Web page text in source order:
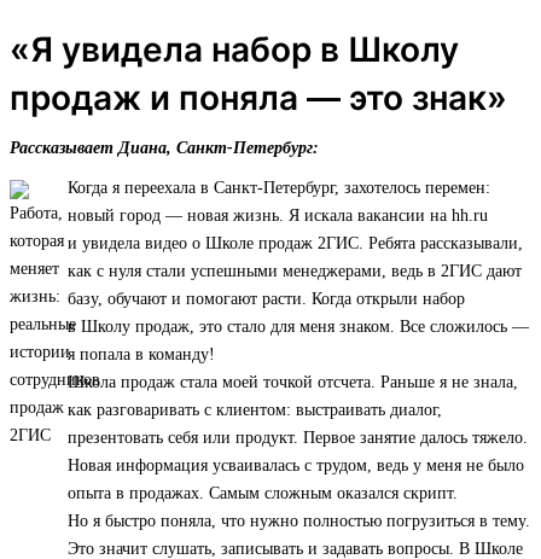
«Я увидела набор в Школу
продаж и поняла — это знак»
Рассказывает Диана, Санкт-Петербург:
Когда я переехала в Санкт-Петербург, захотелось перемен:
новый город — новая жизнь. Я искала вакансии на hh.ru
и увидела видео о Школе продаж 2ГИС. Ребята рассказывали,
как с нуля стали успешными менеджерами, ведь в 2ГИС дают
базу, обучают и помогают расти. Когда открыли набор
в Школу продаж, это стало для меня знаком. Все сложилось —
я попала в команду!
Школа продаж стала моей точкой отсчета. Раньше я не знала,
как разговаривать с клиентом: выстраивать диалог,
презентовать себя или продукт. Первое занятие далось тяжело.
Новая информация усваивалась с трудом, ведь у меня не было
опыта в продажах. Самым сложным оказался скрипт.
Но я быстро поняла, что нужно полностью погрузиться в тему.
Это значит слушать, записывать и задавать вопросы. В Школе